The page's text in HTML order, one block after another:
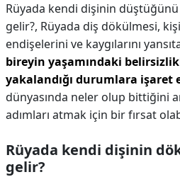
Rüyada kendi dişinin
gelir?, Rüyada diş dökülmesi,
endişelerini ve kaygılarını
bireyin yaşamındaki
yakalandığı durumlara işaret
dünyasında neler olup bittiğini
adımları atmak için bir fırsat
Rüyada kendi dişinin
gelir?